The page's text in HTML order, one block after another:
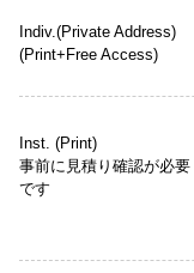
Indiv.(Private Address)
(Print+Free Access)
Inst. (Print)
事前に見積り確認が必要
です